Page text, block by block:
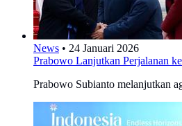
News • 24 Januari 2026
Prabowo Lanjutkan Perjalanan
Prabowo Subianto melanjutkan